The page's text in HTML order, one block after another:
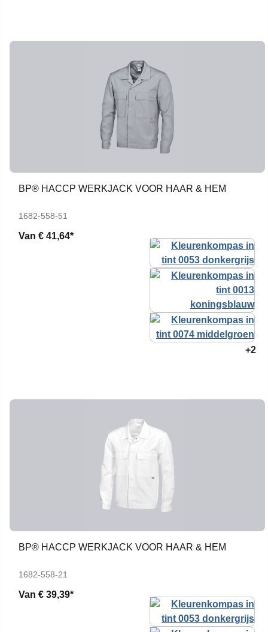
BP® HACCP WERKJACK VOOR HAAR & HEM
1682-558-51
Van € 41,64*
+2
BP® HACCP WERKJACK VOOR HAAR & HEM
1682-558-21
Van € 39,39*